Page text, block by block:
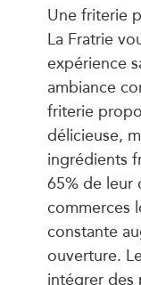
Une friterie
La Fratrie
expérience
ambiance
friterie
délicieuse,
ingrédients
65% de leur
commerces
constante
ouverture.
intégrer des